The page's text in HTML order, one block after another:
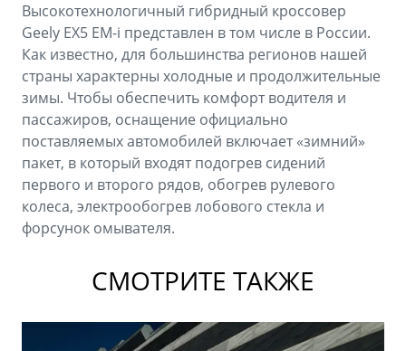
Высокотехнологичный гибридный кроссовер
Geely EX5 EM-i представлен в том числе в России.
Как известно, для большинства регионов нашей
страны характерны холодные и продолжительные
зимы. Чтобы обеспечить комфорт водителя и
пассажиров, оснащение официально
поставляемых автомобилей включает «зимний»
пакет, в который входят подогрев сидений
первого и второго рядов, обогрев рулевого
колеса, электрообогрев лобового стекла и
форсунок омывателя.
СМОТРИТЕ ТАКЖЕ